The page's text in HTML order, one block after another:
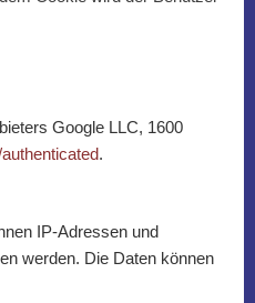
Google LLC, 1600
.
IP-Adressen und
werden. Die Daten können